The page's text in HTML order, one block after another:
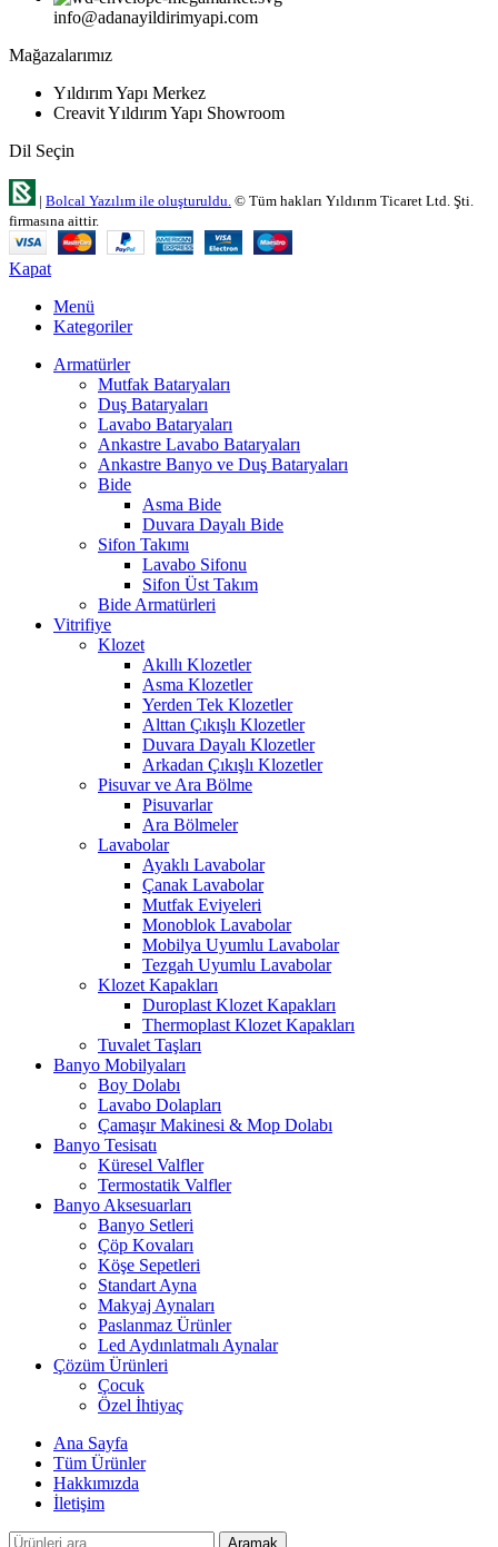
info@adanayildirimyapi.com
Mağazalarımız
Yıldırım Yapı Merkez
Creavit Yıldırım Yapı Showroom
Dil Seçin
| Bolcal Yazılım ile oluşturuldu. © Tüm hakları Yıldırım Ticaret Ltd. Şti.
firmasına aittir.
Kapat
Menü
Kategoriler
Armatürler
Mutfak Bataryaları
Duş Bataryaları
Lavabo Bataryaları
Ankastre Lavabo Bataryaları
Ankastre Banyo ve Duş Bataryaları
Bide
Asma Bide
Duvara Dayalı Bide
Sifon Takımı
Lavabo Sifonu
Sifon Üst Takım
Bide Armatürleri
Vitrifiye
Klozet
Akıllı Klozetler
Asma Klozetler
Yerden Tek Klozetler
Alttan Çıkışlı Klozetler
Duvara Dayalı Klozetler
Arkadan Çıkışlı Klozetler
Pisuvar ve Ara Bölme
Pisuvarlar
Ara Bölmeler
Lavabolar
Ayaklı Lavabolar
Çanak Lavabolar
Mutfak Eviyeleri
Monoblok Lavabolar
Mobilya Uyumlu Lavabolar
Tezgah Uyumlu Lavabolar
Klozet Kapakları
Duroplast Klozet Kapakları
Thermoplast Klozet Kapakları
Tuvalet Taşları
Banyo Mobilyaları
Boy Dolabı
Lavabo Dolapları
Çamaşır Makinesi & Mop Dolabı
Banyo Tesisatı
Küresel Valfler
Termostatik Valfler
Banyo Aksesuarları
Banyo Setleri
Çöp Kovaları
Köşe Sepetleri
Standart Ayna
Makyaj Aynaları
Paslanmaz Ürünler
Led Aydınlatmalı Aynalar
Çözüm Ürünleri
Çocuk
Özel İhtiyaç
Ana Sayfa
Tüm Ürünler
Hakkımızda
İletişim
Aramak